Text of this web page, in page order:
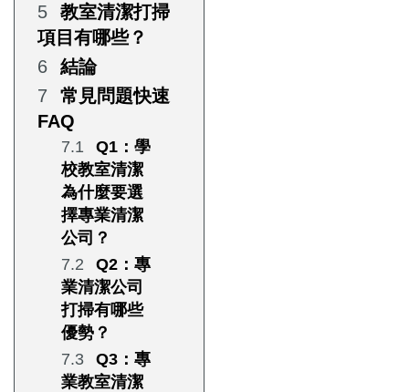
教室清潔打掃
項目有哪些？
結論
常見問題快速
FAQ
Q1：學
校教室清潔
為什麼要選
擇專業清潔
公司？
Q2：專
業清潔公司
打掃有哪些
優勢？
Q3：專
業教室清潔